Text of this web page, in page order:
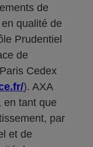
de
qualité de
Prudentiel
de
Cedex
). AXA
en tant que
par
et de